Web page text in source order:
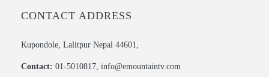
CONTACT ADDRESS
Kupondole, Lalitpur Nepal 44601,
Contact: 01-5010817, info@emountaintv.com